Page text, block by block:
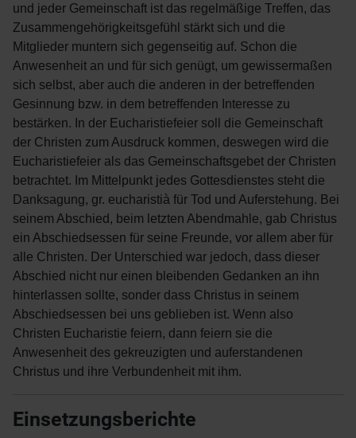
und jeder Gemeinschaft ist das regelmäßige Treffen, das
Zusammengehörigkeitsgefühl stärkt sich und die
Mitglieder muntern sich gegenseitig auf. Schon die
Anwesenheit an und für sich genügt, um gewissermaßen
sich selbst, aber auch die anderen in der betreffenden
Gesinnung bzw. in dem betreffenden Interesse zu
bestärken. In der Eucharistiefeier soll die Gemeinschaft
der Christen zum Ausdruck kommen, deswegen wird die
Eucharistiefeier als das Gemeinschaftsgebet der Christen
betrachtet. Im Mittelpunkt jedes Gottesdienstes steht die
Danksagung, gr. eucharistià für Tod und Auferstehung. Bei
seinem Abschied, beim letzten Abendmahle, gab Christus
ein Abschiedsessen für seine Freunde, vor allem aber für
alle Christen. Der Unterschied war jedoch, dass dieser
Abschied nicht nur einen bleibenden Gedanken an ihn
hinterlassen sollte, sonder dass Christus in seinem
Abschiedsessen bei uns geblieben ist. Wenn also
Christen Eucharistie feiern, dann feiern sie die
Anwesenheit des gekreuzigten und auferstandenen
Christus und ihre Verbundenheit mit ihm.
Einsetzungsberichte